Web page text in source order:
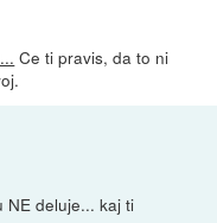
Ce ti pravis, da to ni
NE deluje... kaj ti